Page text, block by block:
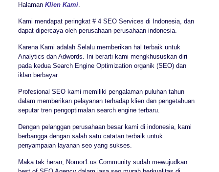
Halaman Klien Kami.
Kami mendapat peringkat # 4 SEO Services di Indonesia, dan
dapat dipercaya oleh perusahaan-perusahaan indonesia.
Karena Kami adalah Selalu memberikan hal terbaik untuk
Analytics dan Adwords. Ini berarti kami mengkhususkan diri
pada kedua Search Engine Optimization organik (SEO) dan
iklan berbayar.
Profesional SEO kami memiliki pengalaman puluhan tahun
dalam memberikan pelayanan terhadap klien dan pengetahuan
seputar tren pengoptimalan search engine terbaru.
Dengan pelanggan perusahaan besar kami di indonesia, kami
berbangga dengan salah satu catatan terbaik untuk
penyampaian layanan seo yang sukses.
Maka tak heran, Nomor1.us Community sudah mewujudkan